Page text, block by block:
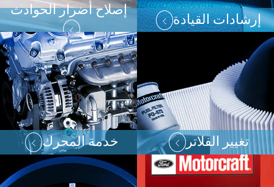
إصلاح أضرار الحوادث
إرشادات القيادة
خدمة المحرك تغيير الفلاتر